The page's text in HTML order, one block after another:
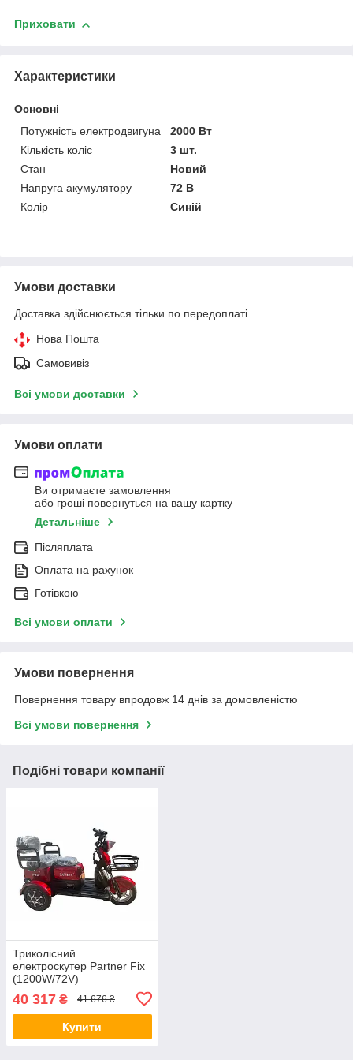
Приховати
Характеристики
Основні
Потужність електродвигуна
2000 Вт
Кількість коліс
3 шт.
Стан
Новий
Напруга акумулятору
72 В
Колір
Синій
Умови доставки
Доставка здійснюється тільки по передоплаті.
Нова Пошта
Самовивіз
Всі умови доставки
Умови оплати
Ви отримаєте замовлення
або гроші повернуться на вашу картку
Детальніше
Післяплата
Оплата на рахунок
Готівкою
Всі умови оплати
Умови повернення
Повернення товару впродовж 14 днів за домовленістю
Всі умови повернення
Подібні товари компанії
Триколісний
електроскутер Partner Fix
(1200W/72V)
40 317 ₴ 41 676 ₴
Купити